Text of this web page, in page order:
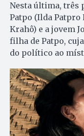
Nesta última, três
Patpo (Ilda Patpro
Krahô) e a jovem
filha de Patpo,
do político ao